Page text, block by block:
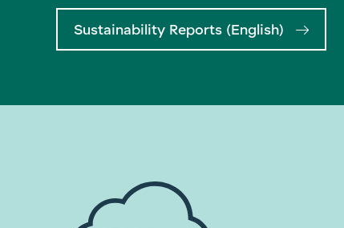
Sustainability Reports (English)